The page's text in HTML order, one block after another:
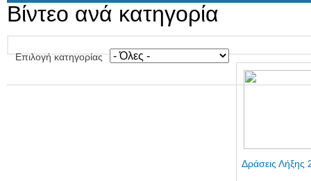
Βίντεο ανά κατηγορία
Επιλογή κατηγορίας
Δράσεις Λήξης